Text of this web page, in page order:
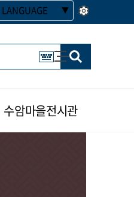
LANGUAGE
수암마을전시관